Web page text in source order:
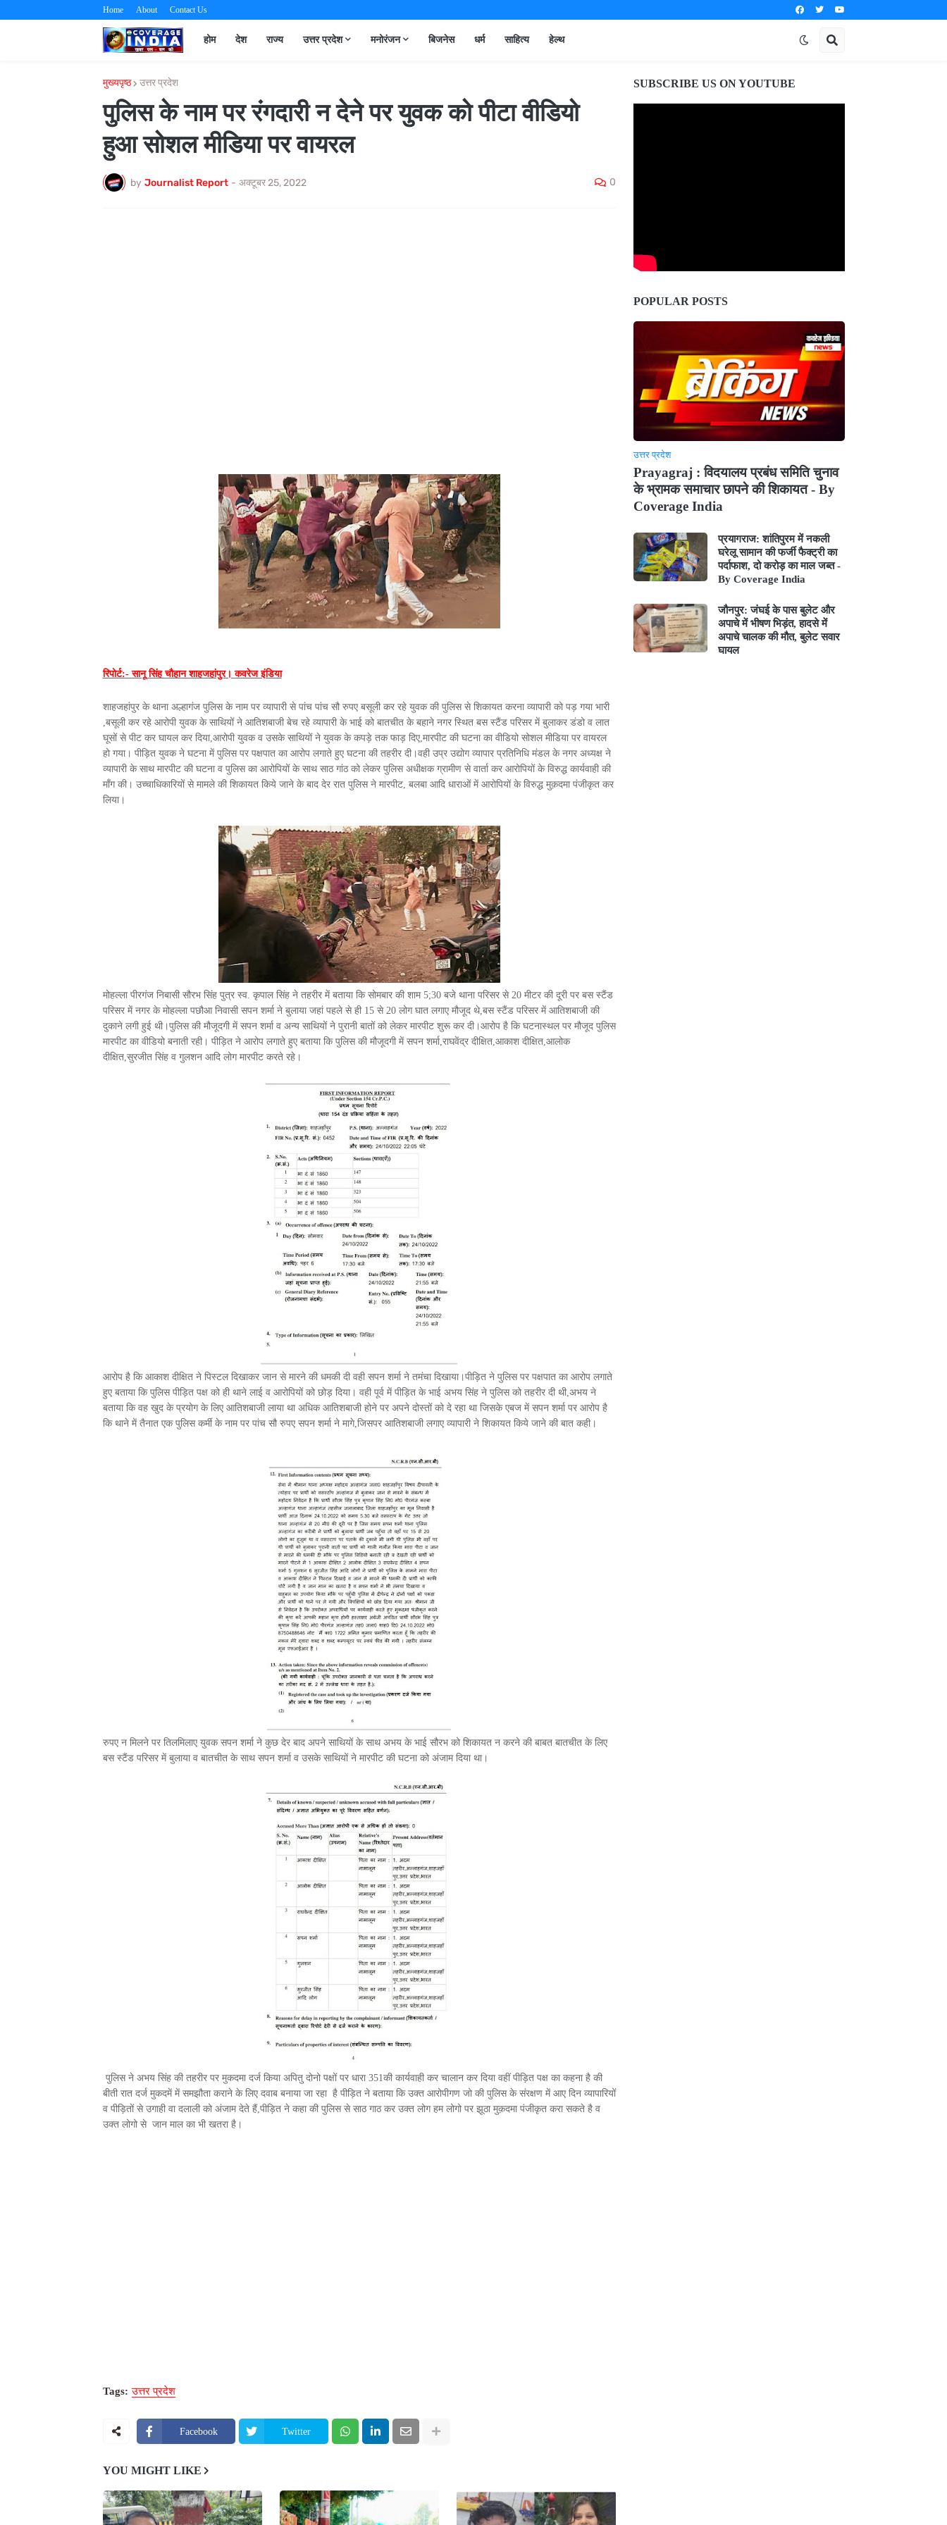
Home About Contact Us
होम देश राज्य उत्तर प्रदेश मनोरंजन बिजनेस धर्म साहित्य हेल्थ
मुख्यपृष्ठ उत्तर प्रदेश
पुलिस के नाम पर रंगदारी न देने पर युवक को पीटा वीडियो
हुआ सोशल मीडिया पर वायरल
by Journalist Report - अक्टूबर 25, 2022 0
रिपोर्ट:- सानू सिंह चौहान शाहजहांपुर। कवरेज इंडिया
शाहजहांपुर के थाना अल्हागंज पुलिस के नाम पर व्यापारी से पांच पांच सौ रुपए बसूली कर रहे युवक की पुलिस से शिकायत करना व्यापारी को पड़ गया भारी
,बसूली कर रहे आरोपी युवक के साथियों ने आतिशबाजी बेच रहे व्यापारी के भाई को बातचीत के बहाने नगर स्थित बस स्टैंड परिसर में बुलाकर डंडो व लात
घूसों से पीट कर घायल कर दिया,आरोपी युवक व उसके साथियों ने युवक के कपड़े तक फाड़ दिए,मारपीट की घटना का वीडियो सोशल मीडिया पर वायरल
हो गया। पीड़ित युवक ने घटना में पुलिस पर पक्षपात का आरोप लगाते हुए घटना की तहरीर दी।वही उप्र उद्योग व्यापार प्रतिनिधि मंडल के नगर अध्यक्ष ने
व्यापारी के साथ मारपीट की घटना व पुलिस का आरोपियों के साथ साठ गांठ को लेकर पुलिस अधीक्षक ग्रामीण से वार्ता कर आरोपियों के विरुद्ध कार्यवाही की
माँग की। उच्चाधिकारियों से मामले की शिकायत किये जाने के बाद देर रात पुलिस ने मारपीट, बलबा आदि धाराओं में आरोपियों के विरुद्ध मुक़दमा पंजीकृत कर
लिया।
मोहल्ला पीरगंज निबासी सौरभ सिंह पुत्र स्व. कृपाल सिंह ने तहरीर में बताया कि सोमबार की शाम 5;30 बजे थाना परिसर से 20 मीटर की दूरी पर बस स्टैंड
परिसर में नगर के मोहल्ला पछौआ निवासी सपन शर्मा ने बुलाया जहां पहले से ही 15 से 20 लोग घात लगाए मौजूद थे,बस स्टैंड परिसर में आतिशबाजी की
दुकाने लगी हुई थी।पुलिस की मौजूदगी में सपन शर्मा व अन्य साथियों ने पुरानी बातों को लेकर मारपीट शुरू कर दी।आरोप है कि घटनास्थल पर मौजूद पुलिस
मारपीट का वीडियो बनाती रही। पीड़ित ने आरोप लगाते हुए बताया कि पुलिस की मौजूदगी में सपन शर्मा,राघवेंद्र दीक्षित,आकाश दीक्षित,आलोक
दीक्षित,सुरजीत सिंह व गुलशन आदि लोग मारपीट करते रहे।
आरोप है कि आकाश दीक्षित ने पिस्टल दिखाकर जान से मारने की धमकी दी वही सपन शर्मा ने तमंचा दिखाया।पीड़ित ने पुलिस पर पक्षपात का आरोप लगाते
हुए बताया कि पुलिस पीड़ित पक्ष को ही थाने लाई व आरोपियों को छोड़ दिया। वही पूर्व में पीड़ित के भाई अभय सिंह ने पुलिस को तहरीर दी थी,अभय ने
बताया कि वह खुद के प्रयोग के लिए आतिशबाजी लाया था अधिक आतिशबाजी होने पर अपने दोस्तों को दे रहा था जिसके एबज में सपन शर्मा पर आरोप है
कि थाने में तैनात एक पुलिस कर्मी के नाम पर पांच सौ रुपए सपन शर्मा ने मागे,जिसपर आतिशबाजी लगाए व्यापारी ने शिकायत किये जाने की बात कही।
रुपए न मिलने पर तिलमिलाए युवक सपन शर्मा ने कुछ देर बाद अपने साथियों के साथ अभय के भाई सौरभ को शिकायत न करने की बाबत बातचीत के लिए
बस स्टैंड परिसर में बुलाया व बातचीत के साथ सपन शर्मा व उसके साथियों ने मारपीट की घटना को अंजाम दिया था।
पुलिस ने अभय सिंह की तहरीर पर मुकदमा दर्ज किया अपितु दोनो पक्षों पर धारा 351की कार्यवाही कर चालान कर दिया वहीं पीड़ित पक्ष का कहना है की
बीती रात दर्ज मुकदमें में समझौता कराने के लिए दवाब बनाया जा रहा है पीड़ित ने बताया कि उक्त आरोपीगण जो की पुलिस के संरक्षण में आए दिन व्यापारियों
व पीड़ितों से उगाही वा दलाली को अंजाम देते हैं,पीड़ित ने कहा की पुलिस से साठ गाठ कर उक्त लोग हम लोगो पर झूठा मुक़दमा पंजीकृत करा सकते है व
उक्त लोगो से जान माल का भी खतरा है।
Tags: उत्तर प्रदेश
Facebook Twitter
YOU MIGHT LIKE
SUBSCRIBE US ON YOUTUBE
POPULAR POSTS
उत्तर प्रदेश
Prayagraj : विदयालय प्रबंध समिति चुनाव
के भ्रामक समाचार छापने की शिकायत - By
Coverage India
प्रयागराज: शांतिपुरम में नकली
घरेलू सामान की फर्जी फैक्ट्री का
पर्दाफाश, दो करोड़ का माल जब्त -
By Coverage India
जौनपुर: जंघई के पास बुलेट और
अपाचे में भीषण भिड़ंत, हादसे में
अपाचे चालक की मौत, बुलेट सवार
घायल